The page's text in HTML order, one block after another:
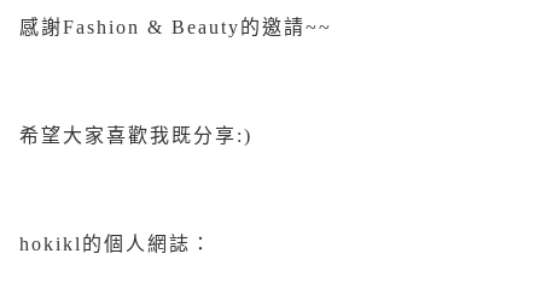
感謝Fashion & Beauty的邀請~~
希望大家喜歡我既分享:)
hokikl的個人網誌：